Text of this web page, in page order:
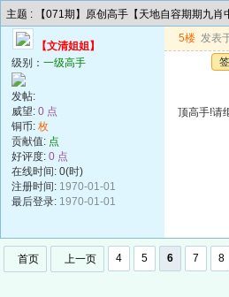
主题 : 【071期】原创高手【天地自容期期九肖
【文清姐姐】
级别： 一级高手
发帖:
威望: 0 点
铜币: 枚
贡献值: 点
好评度: 0 点
在线时间: 0(时)
注册时间: 1970-01-01
最后登录: 1970-01-01
5楼 发表
顶高手!请
首页 上一页 4 5 6 7 8